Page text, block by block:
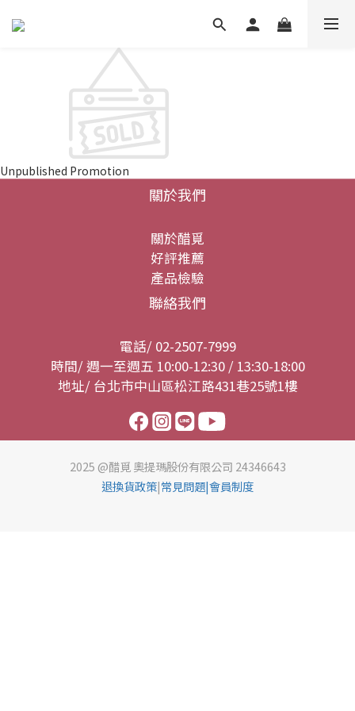
Unpublished Promotion
關於我們
關於醋覓
好評推薦
產品檢驗
聯絡我們
電話/ 02-2507-7999
時間/ 週一至週五 10:00-12:30 / 13:30-18:00
地址/ 台北市中山區松江路431巷25號1樓
2025 @醋覓 奧提瑪股份有限公司 24346643
退換貨政策|常見問題|會員制度